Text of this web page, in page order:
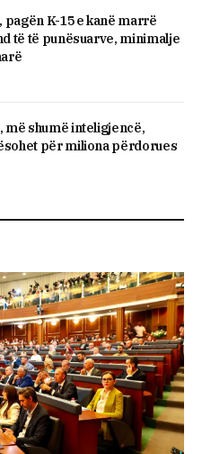
K-15 e kanë marrë
të të punësuarve, minimalje
më shumë inteligjencë,
për miliona përdorues